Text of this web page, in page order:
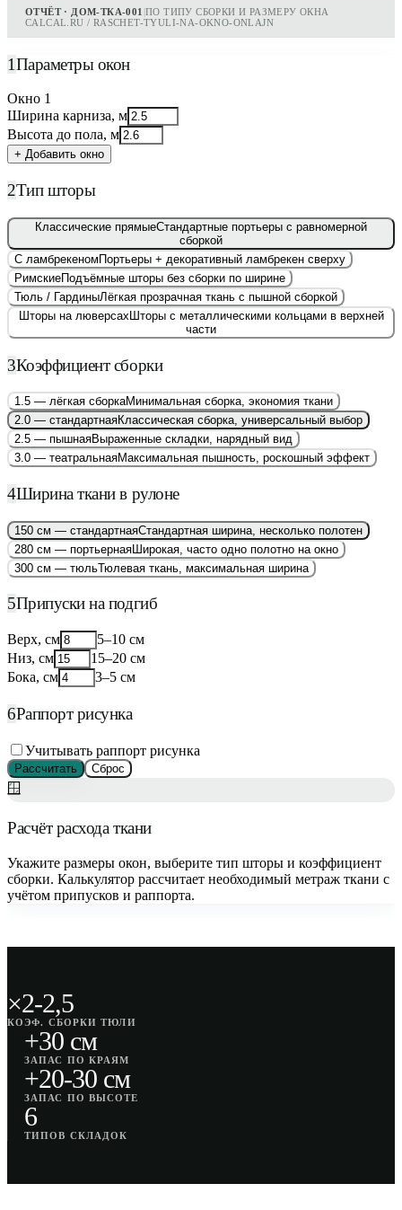
ОТЧЁТ · ДОМ-ТКА-001 |ПО ТИПУ СБОРКИ И РАЗМЕРУ ОКНА
CALCAL.RU / RASCHET-TYULI-NA-OKNO-ONLAJN
1Параметры окон
Окно 1
Ширина карниза, м
Высота до пола, м
+ Добавить окно
2Тип шторы
Классические прямыеСтандартные портьеры с равномерной
сборкой
С ламбрекеном Портьеры + декоративный ламбрекен сверху
РимскиеПодъёмные шторы без сборки по ширине
Тюль / ГардиныЛёгкая прозрачная ткань с пышной сборкой
Шторы на люверсах Шторы с металлическими кольцами в верхней
части
3Коэффициент сборки
1.5 — лёгкая сборкаМинимальная сборка, экономия ткани
2.0 — стандартнаяКлассическая сборка, универсальный выбор
2.5 — пышнаяВыраженные складки, нарядный вид
3.0 — театральнаяМаксимальная пышность, роскошный эффект
4Ширина ткани в рулоне
150 см — стандартнаяСтандартная ширина, несколько полотен
280 см — портьерная Широкая, часто одно полотно на окно
300 см — тюльТюлевая ткань, максимальная ширина
5Припуски на подгиб
Верх, см
5–10 см
Низ, см
15–20 см
Бока, см
3–5 см
6Раппорт рисунка
Учитывать раппорт рисунка
Рассчитать Сброс
🪟
Расчёт расхода ткани
Укажите размеры окон, выберите тип шторы и коэффициент
сборки. Калькулятор рассчитает необходимый метраж ткани с
учётом припусков и раппорта.
×2-2,5
КОЭФ. СБОРКИ ТЮЛИ
+30 см
ЗАПАС ПО КРАЯМ
+20-30 см
ЗАПАС ПО ВЫСОТЕ
6
ТИПОВ СКЛАДОК